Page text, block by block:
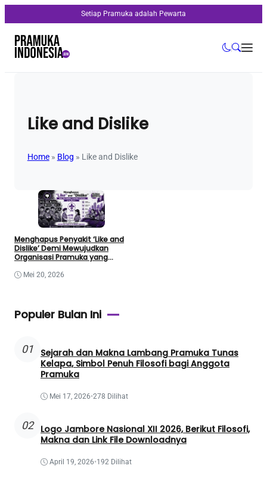
Setiap Pramuka adalah Pewarta
Like and Dislike
Home» Blog » Like and Dislike
Menghapus Penyakit ‘Like and
Dislike’ Demi Mewujudkan
Organisasi Pramuka yang
Mei 20, 2026
Populer Bulan Ini
01
Sejarah dan Makna Lambang Pramuka Tunas
Kelapa, Simbol Penuh Filosofi bagi Anggota
Pramuka
Mei 17, 2026•278 Dilihat
02
Logo Jambore Nasional XII 2026, Berikut Filosofi,
Makna dan Link File Downloadnya
April 19, 2026•192 Dilihat